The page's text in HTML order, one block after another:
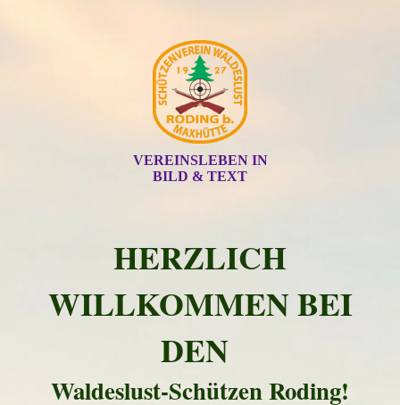
VEREINSLEBEN IN
BILD & TEXT
HERZLICH
WILLKOMMEN BEI
DEN
Waldeslust-Schützen Roding!